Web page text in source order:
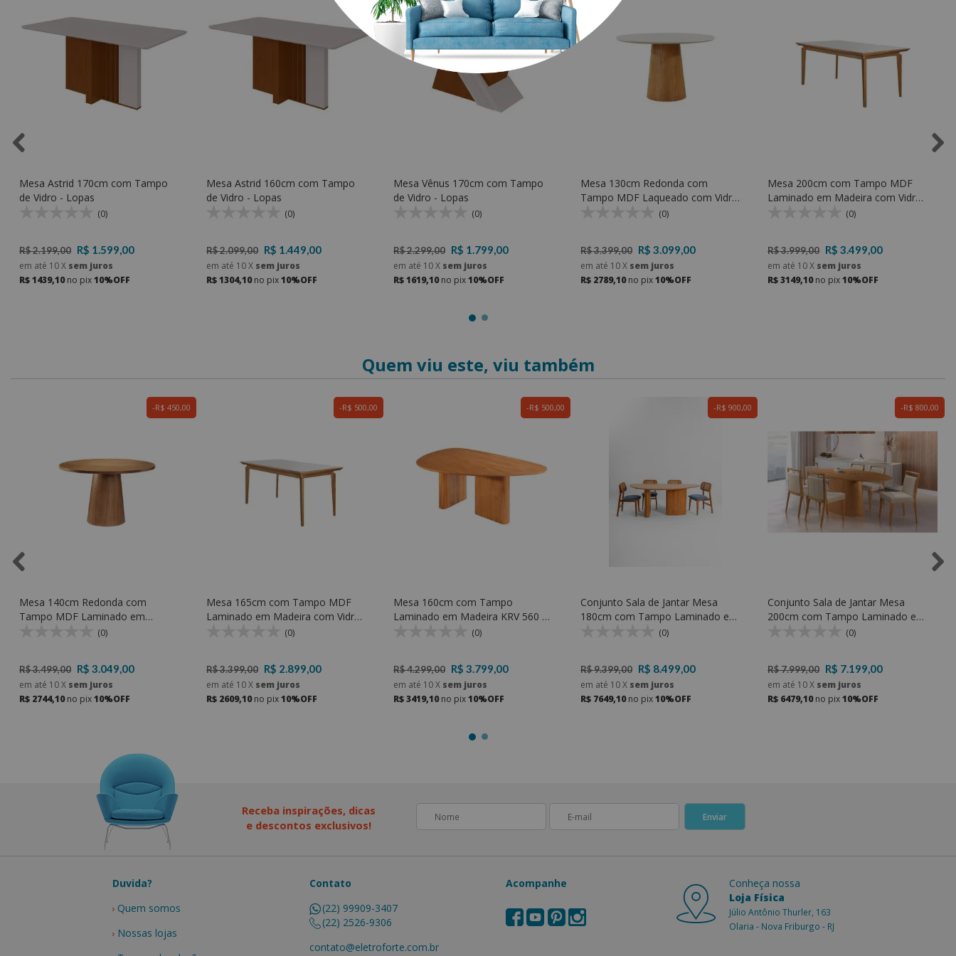
Mesa Astrid 170cm com Tampo
de Vidro - Lopas
(0)
R$ 2.199,00 R$ 1.599,00
em até 10X sem juros
R$ 1439,10no pix10%OFF
Mesa Astrid 160cm com Tampo
de Vidro - Lopas
(0)
R$ 2.099,00 R$ 1.449,00
em até 10X sem juros
R$ 1304,10no pix10%OFF
Mesa Vênus 170cm com Tampo
de Vidro - Lopas
(0)
R$ 2.299,00 R$ 1.799,00
em até 10X sem juros
R$ 1619,10no pix10%OFF
Mesa 130cm Redonda com
Tampo MDF Laqueado com Vidro
KRV 121 - KR Móveis
(0)
R$ 3.399,00 R$ 3.099,00
em até 10X sem juros
R$ 2789,10no pix10%OFF
Mesa 200cm com Tampo MDF
Laminado em Madeira com Vidro
KRV 360 - KR Móveis
(0)
R$ 3.999,00 R$ 3.499,00
em até 10X sem juros
R$ 3149,10no pix10%OFF
Quem viu este, viu também
R$ 450,00
Mesa 140cm Redonda com
Tampo MDF Laminado em
Madeira KRV 120 - KR Móveis
(0)
R$ 3.499,00 R$ 3.049,00
em até 10X sem juros
R$ 2744,10no pix10%OFF
R$ 500,00
Mesa 165cm com Tampo MDF
Laminado em Madeira com Vidro
KRV 360 - KR Móveis
(0)
R$ 3.399,00 R$ 2.899,00
em até 10X sem juros
R$ 2609,10no pix10%OFF
R$ 500,00
Mesa 160cm com Tampo
Laminado em Madeira KRV 560 -
(0)
R$ 4.299,00 R$ 3.799,00
em até 10X sem juros
R$ 3419,10no pix10%OFF
R$ 900,00
Conjunto Sala de Jantar Mesa
180cm com Tampo Laminado em
Madeira KRV 560 e 6 Cadeiras KR
(0)
R$ 9.399,00 R$ 8.499,00
em até 10X sem juros
R$ 7649,10no pix10%OFF
R$ 800,00
Conjunto Sala de Jantar Mesa
200cm com Tampo Laminado em
Madeira KRV 200 e 6 Cadeiras KR
(0)
R$ 7.999,00 R$ 7.199,00
em até 10X sem juros
R$ 6479,10no pix10%OFF
Receba inspirações, dicas
e descontos exclusivos!
Duvida?
Quem somos
Nossas lojas
Contato
(22) 99909-3407
(22) 2526-9306
contato@eletroforte.com.br
Acompanhe
Conheça nossa
Loja Física
Júlio Antônio Thurler, 163
Olaria - Nova Friburgo - RJ